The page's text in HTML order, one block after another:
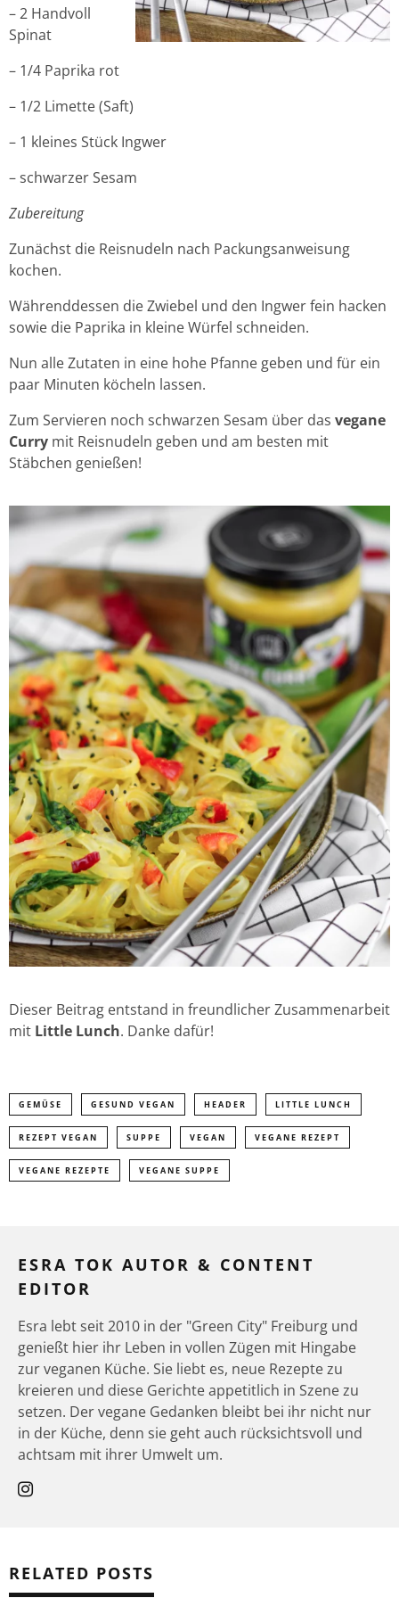
– 2 Handvoll
Spinat
– 1/4 Paprika rot
– 1/2 Limette (Saft)
– 1 kleines Stück Ingwer
– schwarzer Sesam
Zubereitung
Zunächst die Reisnudeln nach Packungsanweisung
kochen.
Währenddessen die Zwiebel und den Ingwer fein hacken
sowie die Paprika in kleine Würfel schneiden.
Nun alle Zutaten in eine hohe Pfanne geben und für ein
paar Minuten köcheln lassen.
Zum Servieren noch schwarzen Sesam über das vegane
Curry mit Reisnudeln geben und am besten mit
Stäbchen genießen!
Dieser Beitrag entstand in freundlicher Zusammenarbeit
mit Little Lunch. Danke dafür!
GEMÜSE GESUND VEGAN HEADER LITTLE LUNCH
REZEPT VEGAN SUPPE VEGAN VEGANE REZEPT
VEGANE REZEPTE VEGANE SUPPE
ESRA TOK AUTOR & CONTENT
EDITOR
Esra lebt seit 2010 in der "Green City" Freiburg und
genießt hier ihr Leben in vollen Zügen mit Hingabe
zur veganen Küche. Sie liebt es, neue Rezepte zu
kreieren und diese Gerichte appetitlich in Szene zu
setzen. Der vegane Gedanken bleibt bei ihr nicht nur
in der Küche, denn sie geht auch rücksichtsvoll und
achtsam mit ihrer Umwelt um.
RELATED POSTS